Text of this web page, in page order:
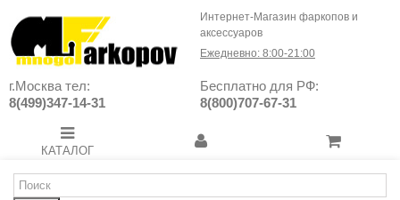
Интернет-Магазин фаркопов и
аксессуаров
Ежедневно: 8:00-21:00
г.Москва тел:
8(499)347-14-31
Бесплатно для РФ:
8(800)707-67-31
КАТАЛОГ